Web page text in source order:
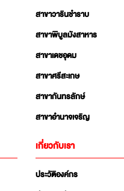
สาขาวารินชำราบ
สาขาพิบูลมังสาหาร
สาขาเดชอุดม
สาขาศรีสะเกษ
สาขากันทรลักษ์
สาขาอำนาจเจริญ
เกี่ยวกับเรา
ประวัติองค์กร